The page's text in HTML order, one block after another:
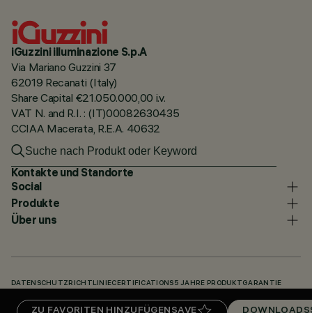
iGuzzini illuminazione S.p.A
Via Mariano Guzzini 37
62019 Recanati (Italy)
Share Capital €21.050.000,00 i.v.
VAT N. and R.I. : (IT)00082630435
CCIAA Macerata, R.E.A. 40632
Kontakte und Standorte
Social
Produkte
Über uns
DATENSCHUTZRICHTLINIECERTIFICATIONS 5 JAHRE PRODUKTGARANTIE